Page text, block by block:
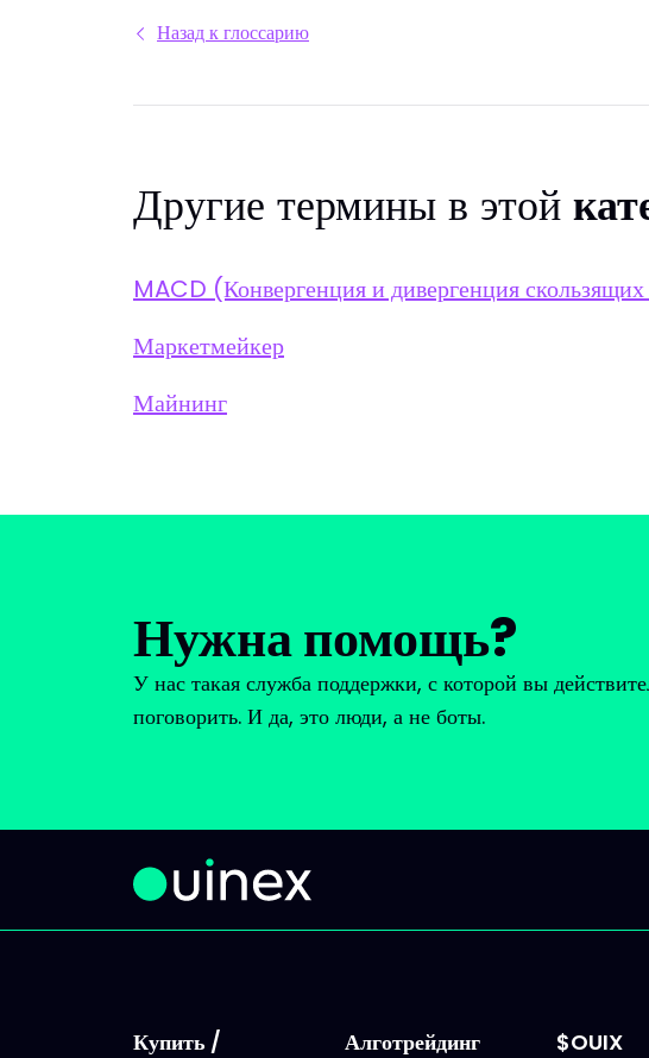
Назад к глоссарию
Другие термины в этой
MACD (Конвергенция и дивергенция
Маркетмейкер
Майнинг
Нужна помощь?
У нас такая служба поддержки, с которой вы
поговорить. И да, это люди, а не боты.
Купить /
Алготрейдинг
$OUIX